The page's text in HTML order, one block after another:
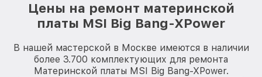
Цены на ремонт материнской
платы MSI Big Bang-XPower
В нашей мастерской в Москве имеются в наличии
более 3.700 комплектующих для ремонта
Материнской платы MSI Big Bang-XPower.